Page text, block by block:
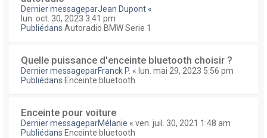
Dernier messageparJean Dupont «
lun. oct. 30, 2023 3:41 pm
Publiédans Autoradio BMW Serie 1
Quelle puissance d'enceinte bluetooth choisir ?
Dernier messageparFranck P. « lun. mai 29, 2023 5:56 pm
Publiédans Enceinte bluetooth
Enceinte pour voiture
Dernier messageparMélanie « ven. juil. 30, 2021 1:48 am
Publiédans Enceinte bluetooth